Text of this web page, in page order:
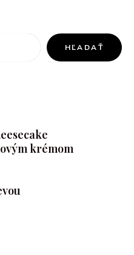
HĽADAŤ
krémom